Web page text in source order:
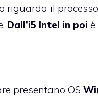
riguarda il
Dall’i5 Intel in poi
presentano OS